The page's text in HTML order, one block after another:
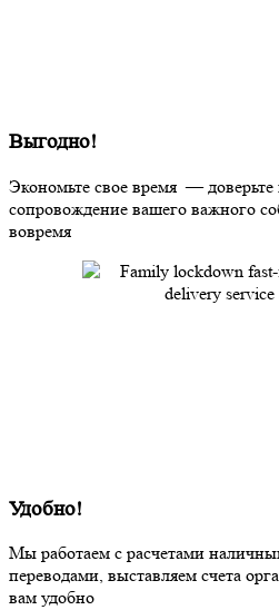
Выгодно!
Экономьте свое время —
сопровождение вашего важного
вовремя
Удобно!
Мы работаем с расчетами
переводами, выставляем счета
вам удобно